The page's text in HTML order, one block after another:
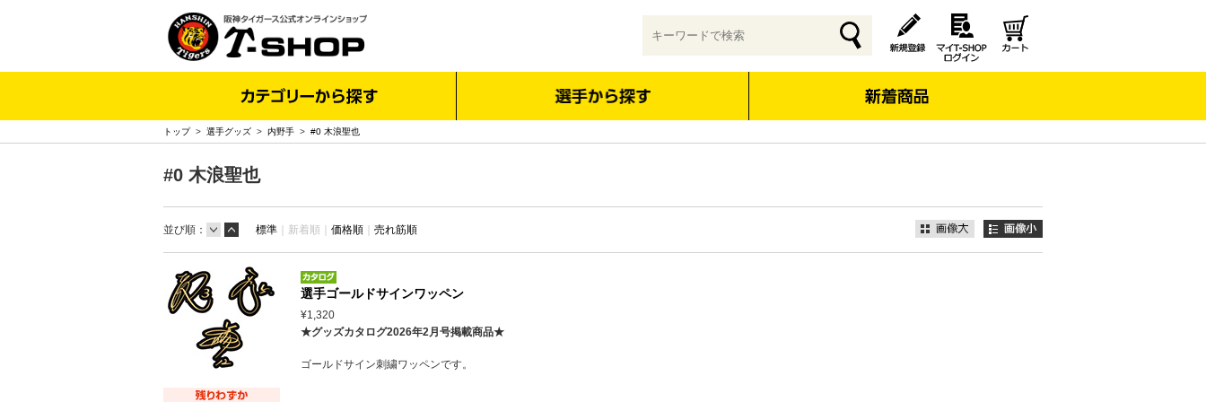
トップ> 選手グッズ > 内野手 > #0 木浪聖也
#0 木浪聖也
並び順： 標準 ｜ 新着順｜ 価格順 ｜ 売れ筋順
選手ゴールドサインワッペン
¥1,320
★グッズカタログ2026年2月号掲載商品★
ゴールドサイン刺繍ワッペンです。